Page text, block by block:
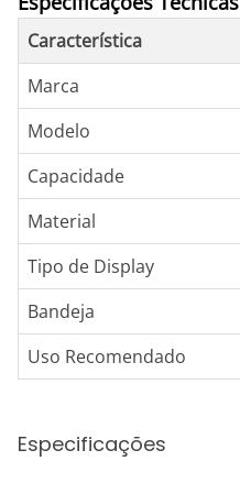
Característica
Marca
Modelo
Capacidade
Material
Tipo de Display
Bandeja
Uso Recomendado
Especificações